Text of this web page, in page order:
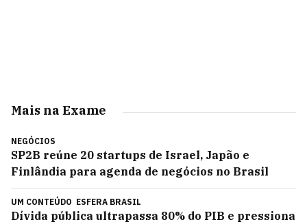
Mais na Exame
NEGÓCIOS
SP2B reúne 20 startups de Israel, Japão e
Finlândia para agenda de negócios no Brasil
UM CONTEÚDO ESFERA BRASIL
Dívida pública ultrapassa 80% do PIB e pressiona